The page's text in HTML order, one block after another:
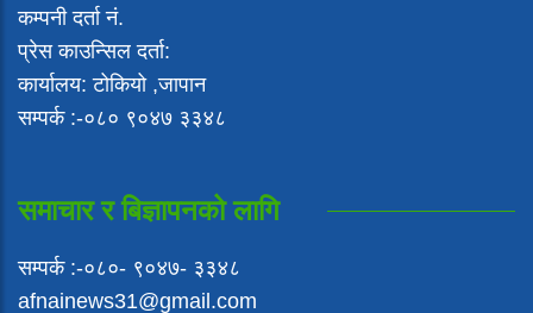
कम्पनी दर्ता नं.
प्रेस काउन्सिल दर्ता:
कार्यालय: टोकियो ,जापान
सम्पर्क :-०८० ९०४७ ३३४८
समाचार र बिज्ञापनको लागि
सम्पर्क :-०८०- ९०४७- ३३४८
afnainews31@gmail.com